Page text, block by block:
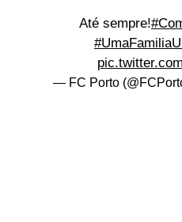
Até sempre!
— FC Porto